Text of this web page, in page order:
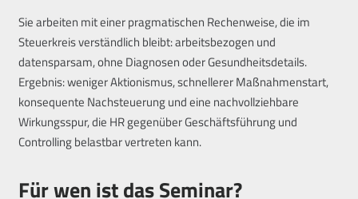
Sie arbeiten mit einer pragmatischen Rechenweise, die im
Steuerkreis verständlich bleibt: arbeitsbezogen und
datensparsam, ohne Diagnosen oder Gesundheitsdetails.
Ergebnis: weniger Aktionismus, schnellerer Maßnahmenstart,
konsequente Nachsteuerung und eine nachvollziehbare
Wirkungsspur, die HR gegenüber Geschäftsführung und
Controlling belastbar vertreten kann.
Für wen ist das Seminar?